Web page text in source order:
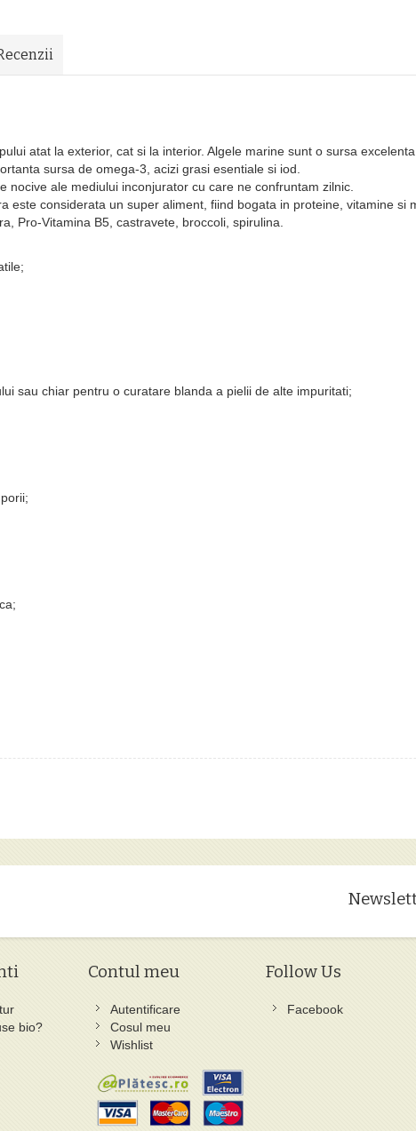
atat la exterior, cat si la interior. Algele marine sunt o sursa
sursa de omega-3, acizi grasi esentiale si iod.
nocive ale mediului inconjurator cu care ne confruntam zilnic.
este considerata un super aliment, fiind bogata in proteine, vitamine si
Pro-Vitamina B5, castravete, broccoli, spirulina.
sau chiar pentru o curatare blanda a pielii de alte impuritati;
bio?
Contul meu
Autentificare
Cosul meu
Wishlist
Follow Us
Facebook